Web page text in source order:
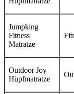
Jumpking
Fitness
Matratze
Outdoor Joy
Hüpfmatratze